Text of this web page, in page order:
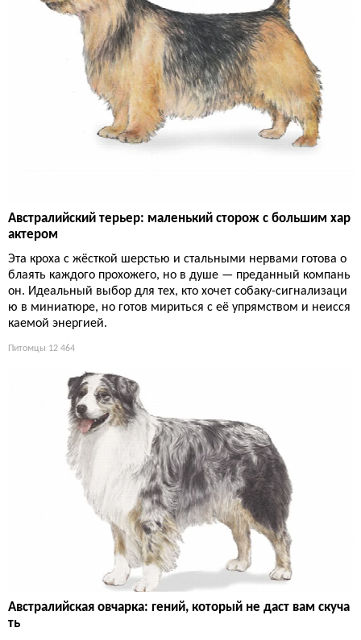
Австралийский терьер: маленький сторож с большим хар
актером
Эта кроха с жёсткой шерстью и стальными нервами готова о
блаять каждого прохожего, но в душе — преданный компань
он. Идеальный выбор для тех, кто хочет собаку-сигнализаци
ю в миниатюре, но готов мириться с её упрямством и неисся
каемой энергией.
Питомцы 12 464
Австралийская овчарка: гений, который не даст вам скуча
ть